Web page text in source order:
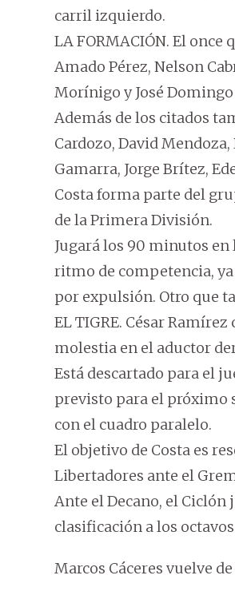
carril izquierdo.
LA FORMACIÓN. El
Amado Pérez, Nelson
Morínigo y José Domingo
Además de los citados
Cardozo, David
Gamarra, Jorge Brítez,
Costa forma parte del
de la Primera División.
Jugará los 90 minutos
ritmo de competencia,
por expulsión. Otro que
EL TIGRE. César
molestia en el aductor
Está descartado para el
previsto para el próximo
con el cuadro paralelo.
El objetivo de Costa es
Libertadores ante el
Ante el Decano, el
clasificación a los
Marcos Cáceres vuelve